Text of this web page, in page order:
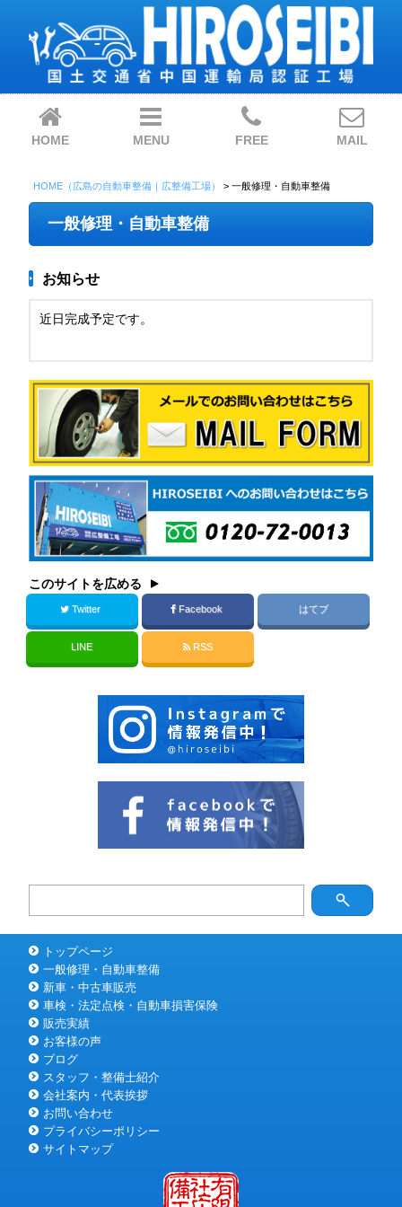
HOME MENU FREE MAIL
HOME（広島の自動車整備｜広整備工場） >一般修理・自動車整備
一般修理・自動車整備
お知らせ
近日完成予定です。
このサイトを広める
Twitter Facebook はてブ
LINE RSS
トップページ
一般修理・自動車整備
新車・中古車販売
車検・法定点検・自動車損害保険
販売実績
お客様の声
ブログ
スタッフ・整備士紹介
会社案内・代表挨拶
お問い合わせ
プライバシーポリシー
サイトマップ